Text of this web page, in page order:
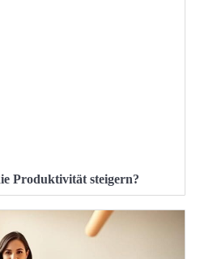
Produktivität steigern?